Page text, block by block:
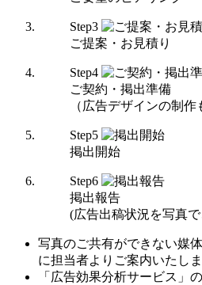
Step3
ご提案・お見積り
Step4
ご契約・掲出準備
（広告デザインの制作
Step5
掲出開始
Step6
掲出報告
(広告出稿状況を写真
写真のご共有ができない媒
に担当者よりご案内いたしま
「広告効果分析サービス」